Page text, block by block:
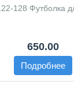
128 Футболка
650.00
Подробнее